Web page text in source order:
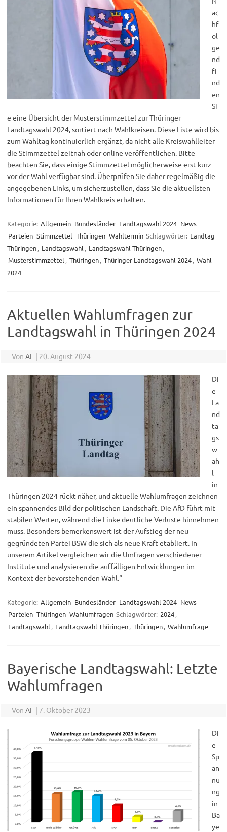
ac
hf
ol
ge
nd
fi
nd
en
Si
e eine Übersicht der Musterstimmzettel zur Thüringer
Landtagswahl 2024, sortiert nach Wahlkreisen. Diese Liste wird bis
zum Wahltag kontinuierlich ergänzt, da nicht alle Kreiswahlleiter
die Stimmzettel zeitnah oder online veröffentlichen. Bitte
beachten Sie, dass einige Stimmzettel möglicherweise erst kurz
vor der Wahl verfügbar sind. Überprüfen Sie daher regelmäßig die
angegebenen Links, um sicherzustellen, dass Sie die aktuellsten
Informationen für Ihren Wahlkreis erhalten.
Kategorie: Allgemein Bundesländer Landtagswahl 2024 News
Parteien Stimmzettel Thüringen Wahltermin Schlagwörter: Landtag
Thüringen, Landtagswahl , Landtagswahl Thüringen,
Musterstimmzettel , Thüringen, Thüringer Landtagswahl 2024, Wahl
2024
Aktuellen Wahlumfragen zur
Landtagswahl in Thüringen 2024
Von AF | 20. August 2024
Di
e
La
nd
ta
gs
w
ah
l
in
Thüringen 2024 rückt näher, und aktuelle Wahlumfragen zeichnen
ein spannendes Bild der politischen Landschaft. Die AfD führt mit
stabilen Werten, während die Linke deutliche Verluste hinnehmen
muss. Besonders bemerkenswert ist der Aufstieg der neu
gegründeten Partei BSW die sich als neue Kraft etabliert. In
unserem Artikel vergleichen wir die Umfragen verschiedener
Institute und analysieren die auffälligen Entwicklungen im
Kontext der bevorstehenden Wahl.“
Kategorie: Allgemein Bundesländer Landtagswahl 2024 News
Parteien Thüringen Wahlumfragen Schlagwörter: 2024,
Landtagswahl , Landtagswahl Thüringen, Thüringen, Wahlumfrage
Bayerische Landtagswahl: Letzte
Wahlumfragen
Von AF | 7. Oktober 2023
Di
e
Sp
an
nu
ng
in
Ba
ye